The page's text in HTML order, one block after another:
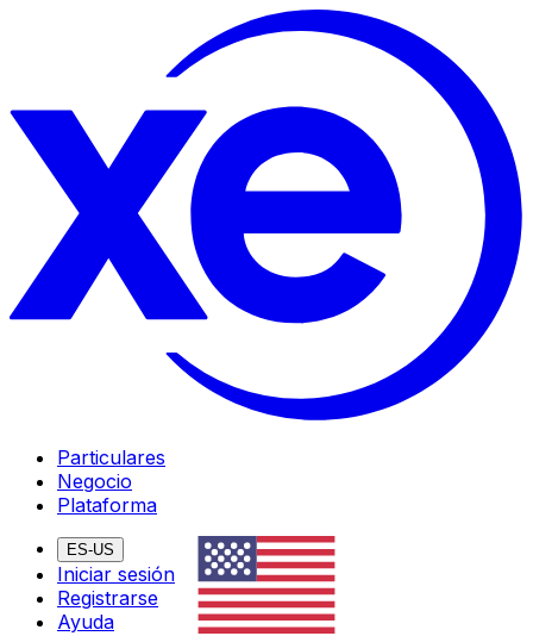
Particulares
Negocio
Plataforma
ES-US
Iniciar sesión
Registrarse
Ayuda